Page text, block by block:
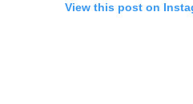
View this post on